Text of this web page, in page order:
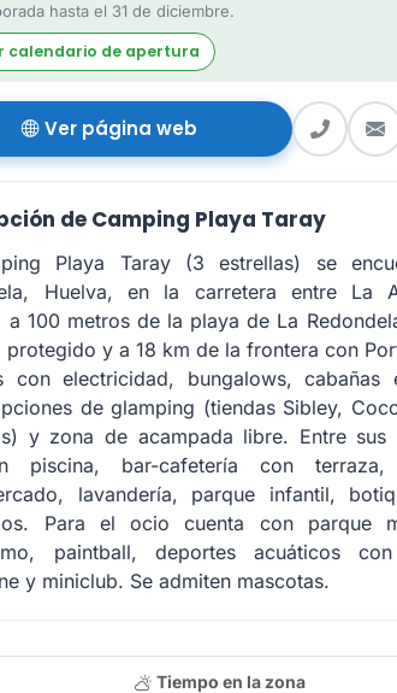
hasta el 31 de diciembre.
calendario de apertura
Ver página web
de Camping Playa Taray
Playa Taray (3 estrellas) se
Huelva, en la carretera entre La
a 100 metros de la playa de La
protegido y a 18 km de la frontera con
con electricidad, bungalows, cabañas
de glamping (tiendas Sibley,
y zona de acampada libre. Entre sus
piscina, bar-cafetería con terraza,
lavandería, parque infantil,
Para el ocio cuenta con parque
paintball, deportes acuáticos
y miniclub. Se admiten mascotas.
Tiempo en la zona